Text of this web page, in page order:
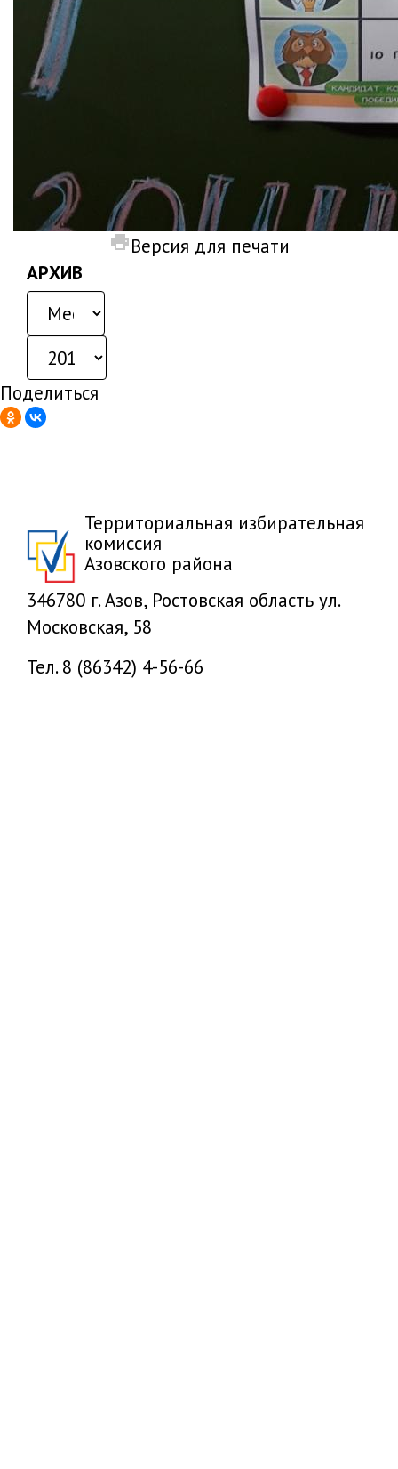
Версия для печати
АРХИВ
Поделиться
Территориальная избирательная
комиссия
Азовского района
346780 г. Азов, Ростовская область ул.
Московская, 58
Тел. 8 (86342) 4-56-66